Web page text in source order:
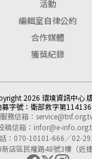
活動
編輯室自律公約
合作媒體
獲獎紀錄
2026 環境資訊中心
字號： 衛部救字第
服務信箱：
稿信箱： infor@e-
：070-10101-666／02-
店區民權路48號3樓（近